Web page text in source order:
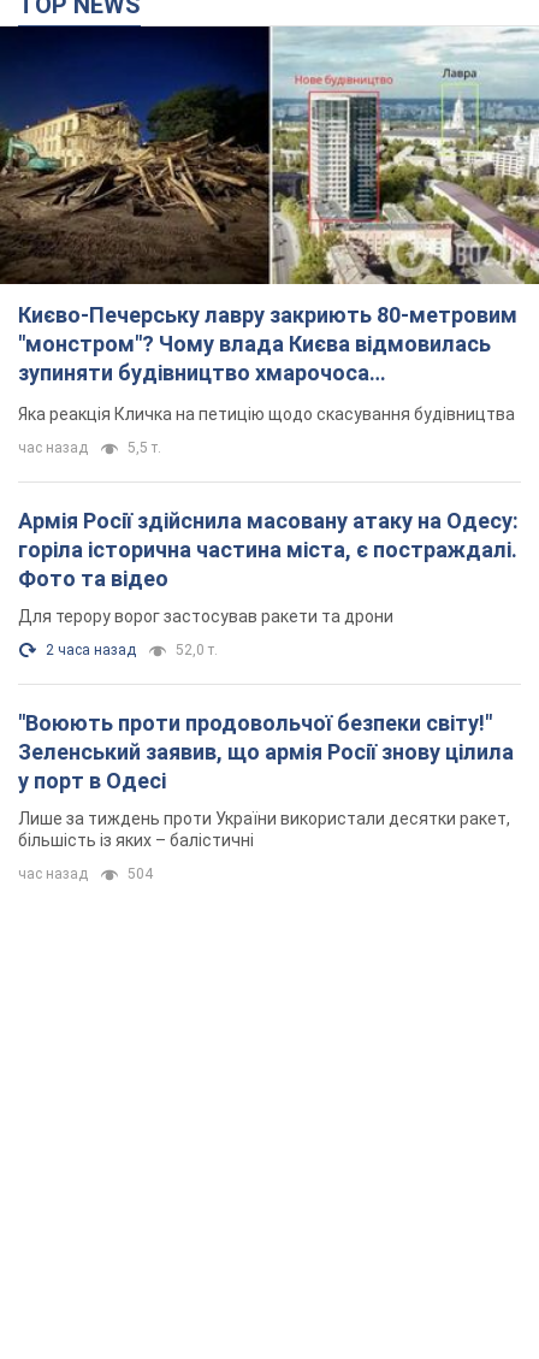
Києво-Печерську лавру закриють 80-метровим
"монстром"? Чому влада Києва відмовилась
зупиняти будівництво хмарочоса
"московського вірянина"
Яка реакція Кличка на петицію щодо скасування будівництва
час назад 5,5 т.
Армія Росії здійснила масовану атаку на Одесу:
горіла історична частина міста, є постраждалі.
Фото та відео
Для терору ворог застосував ракети та дрони
2 часа назад 52,0 т.
"Воюють проти продовольчої безпеки світу!"
Зеленський заявив, що армія Росії знову цілила
у порт в Одесі
Лише за тиждень проти України використали десятки ракет,
більшість із яких – балістичні
час назад 504